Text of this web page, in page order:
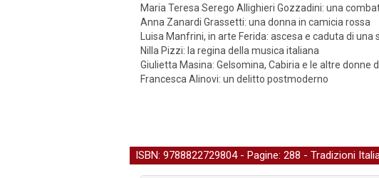
Maria Teresa Serego Allighieri Gozzadini: una
Anna Zanardi Grassetti: una donna in camicia rossa
Luisa Manfrini, in arte Ferida: ascesa e caduta di una
Nilla Pizzi: la regina della musica italiana
Giulietta Masina: Gelsomina, Cabiria e le altre donne
Francesca Alinovi: un delitto postmoderno
ISBN: 9788822729804 - Pagine: 288 - Tradizioni